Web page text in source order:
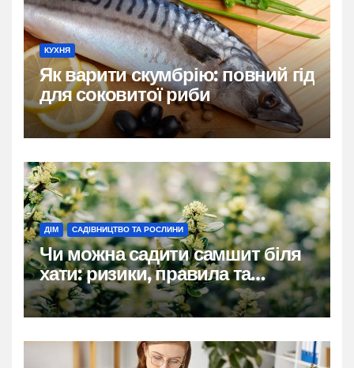
КУХНЯ
Як варити скумбрію: повний гід
для соковитої риби
ДІМ САДІВНИЦТВО ТА РОСЛИНИ
Чи можна садити самшит біля
хати: ризики, правила та
практичні рішення